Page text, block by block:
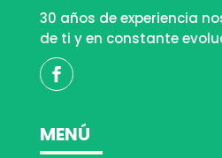
30 años de experiencia
de ti y en constante
MENÚ